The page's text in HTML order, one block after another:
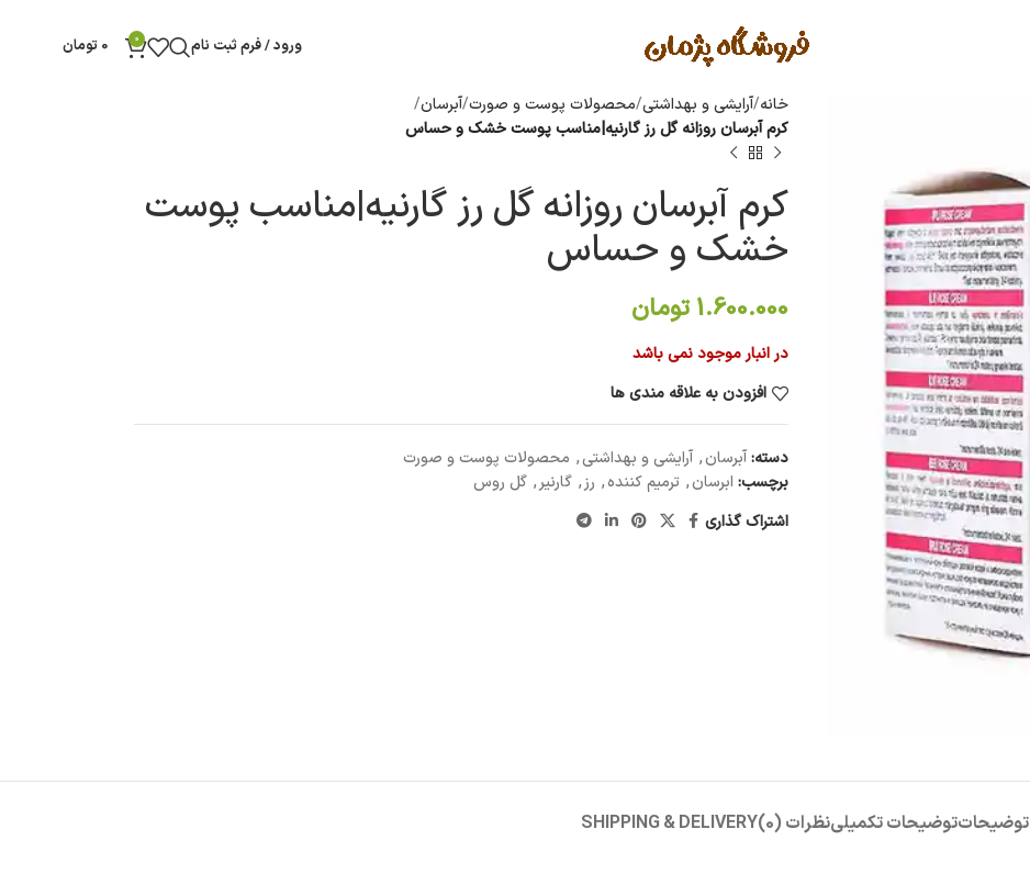
ورود / فرم ثبت نام 0
0 تومان
خانه آرایشی و بهداشتی محصولات پوست و صورت آبرسان
کرم آبرسان روزانه گل رز گارنیه|مناسب پوست خشک و حساس
کرم آبرسان روزانه گل رز گارنیه|مناسب پوست
خشک و حساس
1.600.000 تومان
در انبار موجود نمی باشد
افزودن به علاقه مندی ها
دسته:آبرسان, آرایشی و بهداشتی, محصولات پوست و صورت
برچسب: ابرسان, ترمیم کننده, رز, گارنیر, گل روس
اشتراک گذاری
توضیحاتتوضیحات تکمیلینظرات (0) SHIPPING & DELIVERY